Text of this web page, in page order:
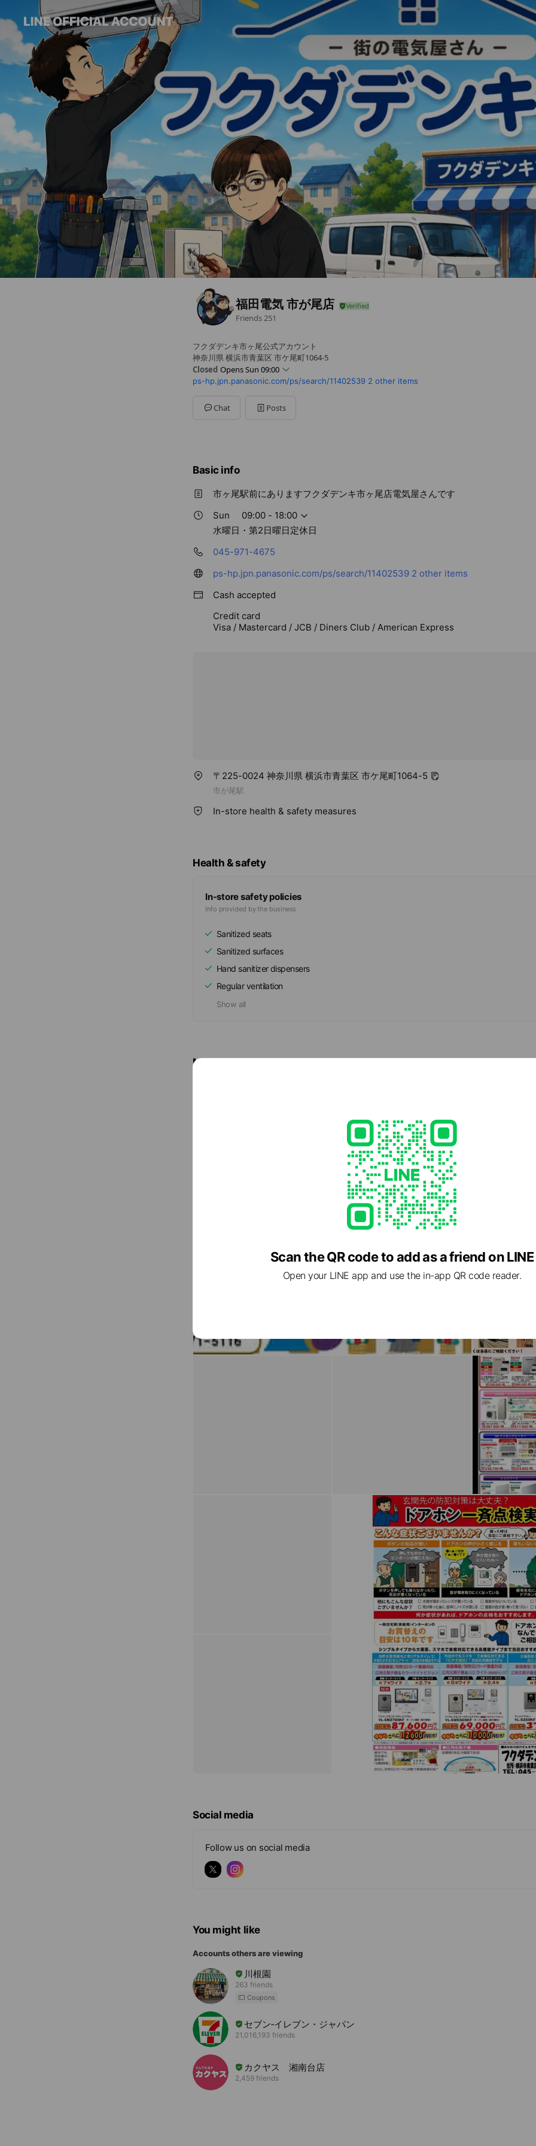
福田電気 市が尾店
Friends 251
フクダデンキ市ヶ尾公式アカウント
神奈川県 横浜市青葉区 市ケ尾町1064-5
Closed Opens Sun 09:00
Sun09:00 - 18:00
Tue09:00 - 18:00
ps-hp.jpn.panasonic.com/ps/search/11402539 2 other items
Chat Posts
Basic info
市ヶ尾駅前にありますフクダデンキ市ヶ尾店電気屋さんです
Sun
09:00 - 18:00
水曜日・第2日曜日定休日
045-971-4675
ps-hp.jpn.panasonic.com/ps/search/11402539 2 other items
Cash accepted
Credit card
Visa / Mastercard / JCB / Diners Club / American Express
〒225-0024 神奈川県 横浜市青葉区 市ケ尾町1064-5
市が尾駅
In-store health & safety measures
Health & safety
In-store safety policies
Info provided by the business
Sanitized seats
Sanitized surfaces
Hand sanitizer dispensers
Regular ventilation
Show all
Mixed media feed
Social media
Follow us on social media
You might like
Accounts others are viewing
川根園
263 friends
Coupons
セブン‐イレブン・ジャパン
21,016,193 friends
カクヤス 湘南台店
2,459 friends
Scan the QR code to add as a friend on LINE
Open your LINE app and use the in-app QR code reader.